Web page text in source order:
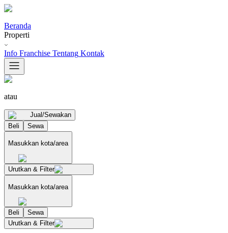
Beranda
Properti
Info Franchise Tentang Kontak
atau
Jual/Sewakan
Beli
Sewa
Masukkan kota/area
Urutkan & Filter
Masukkan kota/area
Beli
Sewa
Urutkan & Filter